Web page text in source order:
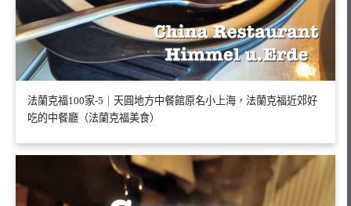
法蘭克福100家-5｜天圓地方中餐館原名小上海，法蘭克福近郊好
吃的中餐廳（法蘭克福美食）